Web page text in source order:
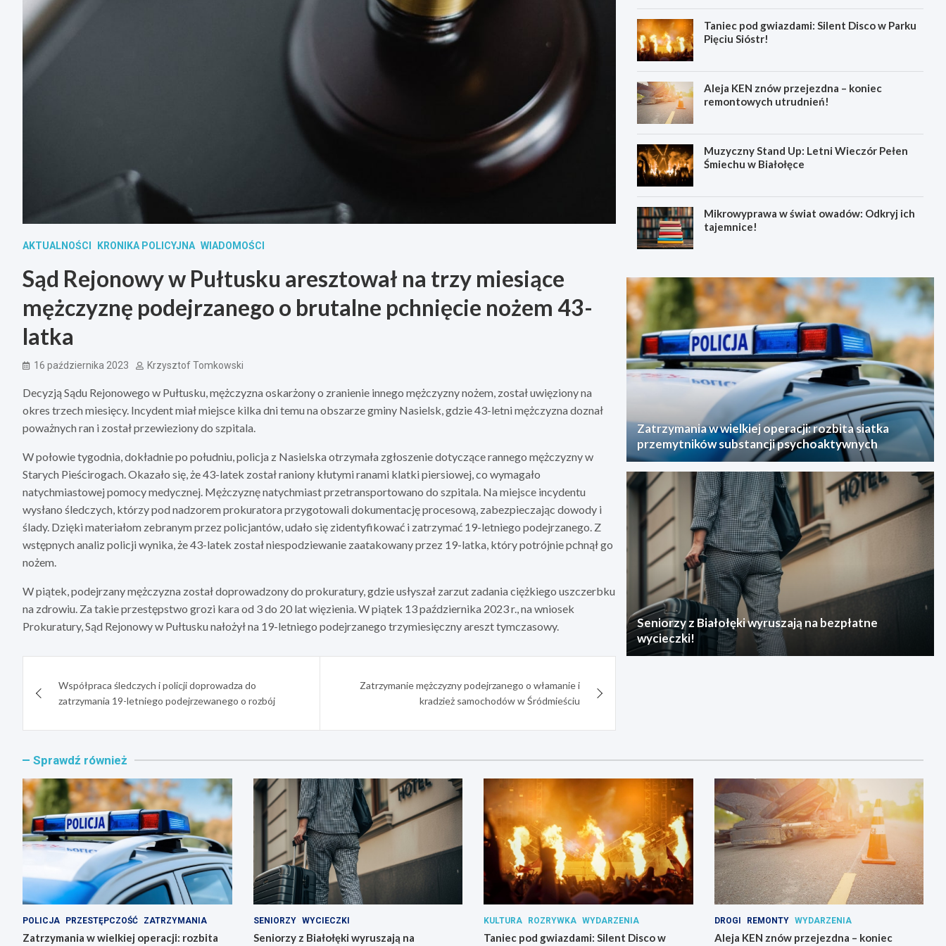
AKTUALNOŚCI KRONIKA POLICYJNA WIADOMOŚCI
Sąd Rejonowy w Pułtusku aresztował na trzy miesiące
mężczyznę podejrzanego o brutalne pchnięcie nożem 43-
latka
16 października 2023 Krzysztof Tomkowski
Decyzją Sądu Rejonowego w Pułtusku, mężczyzna oskarżony o zranienie innego mężczyzny nożem, został uwięziony na
okres trzech miesięcy. Incydent miał miejsce kilka dni temu na obszarze gminy Nasielsk, gdzie 43-letni mężczyzna doznał
poważnych ran i został przewieziony do szpitala.
W połowie tygodnia, dokładnie po południu, policja z Nasielska otrzymała zgłoszenie dotyczące rannego mężczyzny w
Starych Pieścirogach. Okazało się, że 43-latek został raniony kłutymi ranami klatki piersiowej, co wymagało
natychmiastowej pomocy medycznej. Mężczyznę natychmiast przetransportowano do szpitala. Na miejsce incydentu
wysłano śledczych, którzy pod nadzorem prokuratora przygotowali dokumentację procesową, zabezpieczając dowody i
ślady. Dzięki materiałom zebranym przez policjantów, udało się zidentyfikować i zatrzymać 19-letniego podejrzanego. Z
wstępnych analiz policji wynika, że 43-latek został niespodziewanie zaatakowany przez 19-latka, który potrójnie pchnął go
nożem.
W piątek, podejrzany mężczyzna został doprowadzony do prokuratury, gdzie usłyszał zarzut zadania ciężkiego uszczerbku
na zdrowiu. Za takie przestępstwo grozi kara od 3 do 20 lat więzienia. W piątek 13 października 2023 r., na wniosek
Prokuratury, Sąd Rejonowy w Pułtusku nałożył na 19-letniego podejrzanego trzymiesięczny areszt tymczasowy.
wpisuWspółpraca śledczych i policji doprowadza do
zatrzymania 19-letniego podejrzewanego o rozbój
Zatrzymanie mężczyzny podejrzanego o włamanie i
kradzież samochodów w Śródmieściu
Taniec pod gwiazdami: Silent Disco w Parku
Pięciu Sióstr!
Aleja KEN znów przejezdna – koniec
remontowych utrudnień!
Muzyczny Stand Up: Letni Wieczór Pełen
Śmiechu w Białołęce
Mikrowyprawa w świat owadów: Odkryj ich
tajemnice!
Zatrzymania w wielkiej operacji: rozbita siatka
przemytników substancji psychoaktywnych
Seniorzy z Białołęki wyruszają na bezpłatne
wycieczki!
Sprawdź również
POLICJA PRZESTĘPCZOŚĆ ZATRZYMANIA
Zatrzymania w wielkiej operacji: rozbita
SENIORZY WYCIECZKI
Seniorzy z Białołęki wyruszają na
KULTURA ROZRYWKA WYDARZENIA
Taniec pod gwiazdami: Silent Disco w
DROGI REMONTY WYDARZENIA
Aleja KEN znów przejezdna – koniec